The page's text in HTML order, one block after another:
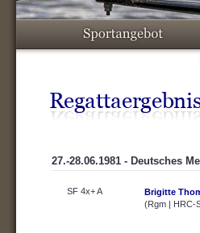
27.-28.06.1981 - Deutsches
SF 4x+ A Brigitte
(Rgm | HRC-